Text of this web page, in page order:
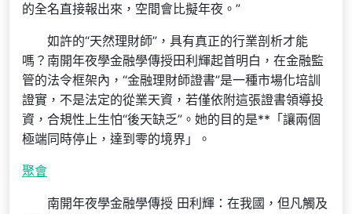
的全名直接報出來，空間會比擬年夜。”
如許的“天然理財師”，具有真正的行業剖析才能
嗎？南開年夜學金融學傳授田利輝起首明白，在金融監
管的法令框架內，“金融理財師證書”是一種市場化培訓
證實，不是法定的從業天資，若僅依附這張證書領導投
資，合規性上生怕“後天缺乏”。她的目的是**「讓兩個
極端同時停止，達到零的境界」。
聚會
南開年夜學金融學傳授 田利輝：在我國，但凡觸及